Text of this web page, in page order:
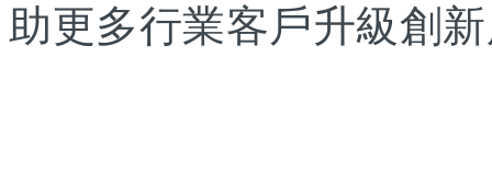
助更多行業客戶升級創